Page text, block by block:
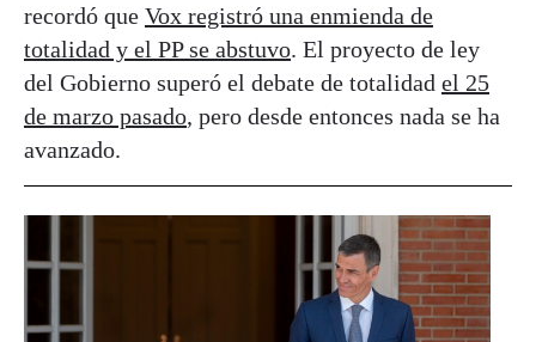
recordó que Vox registró una enmienda de
totalidad y el PP se abstuvo. El proyecto de ley
del Gobierno superó el debate de totalidad el 25
de marzo pasado, pero desde entonces nada se ha
avanzado.